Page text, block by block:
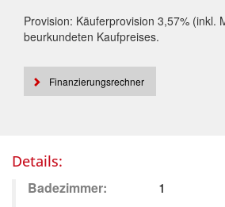
Provision: Käuferprovision 3,57% (inkl.
beurkundeten Kaufpreises.
Finanzierungsrechner
Details:
Badezimmer:
1